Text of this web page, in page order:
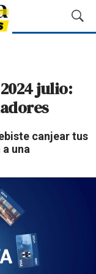
M
o
s
e
julio:
canjear tus
una